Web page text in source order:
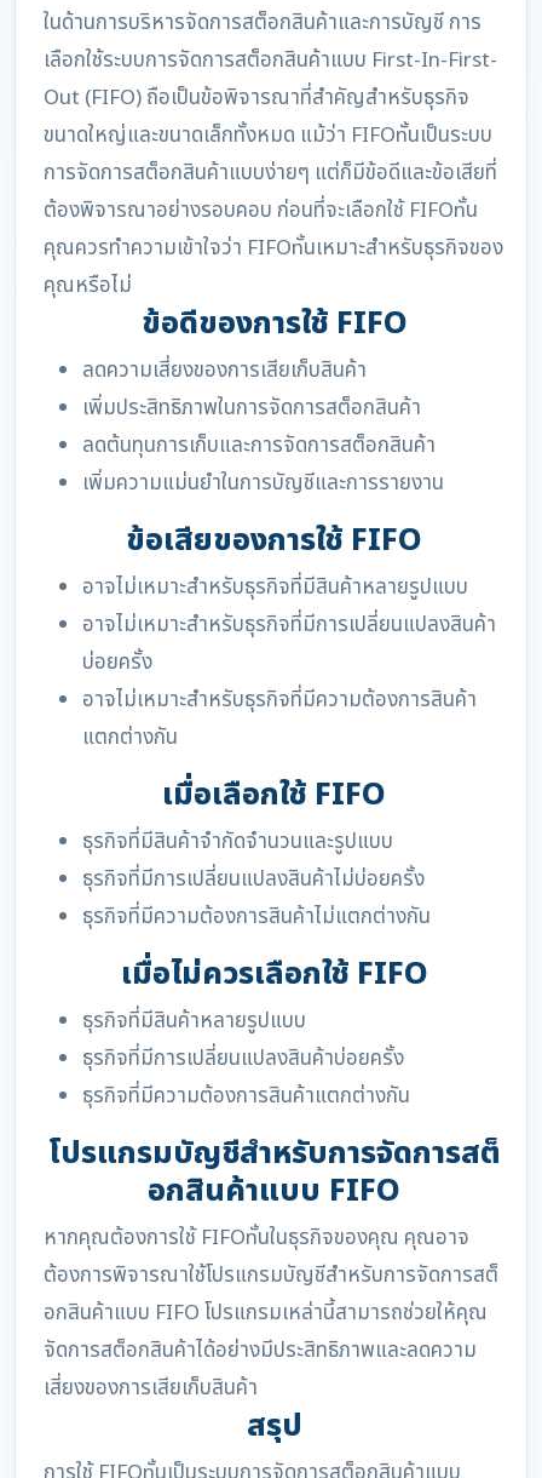
ในด้านการบริหารจัดการสต็อกสินค้าและการบัญชี การ
เลือกใช้ระบบการจัดการสต็อกสินค้าแบบ First-In-First-
Out (FIFO) ถือเป็นข้อพิจารณาที่สำคัญสำหรับธุรกิจ
ขนาดใหญ่และขนาดเล็กทั้งหมด แม้ว่า FIFOnั้นเป็นระบบ
การจัดการสต็อกสินค้าแบบง่ายๆ แต่ก็มีข้อดีและข้อเสียที่
ต้องพิจารณาอย่างรอบคอบ ก่อนที่จะเลือกใช้ FIFOnั้น
คุณควรทำความเข้าใจว่า FIFOnั้นเหมาะสำหรับธุรกิจของ
คุณหรือไม่
ข้อดีของการใช้ FIFO
ลดความเสี่ยงของการเสียเก็บสินค้า
เพิ่มประสิทธิภาพในการจัดการสต็อกสินค้า
ลดต้นทุนการเก็บและการจัดการสต็อกสินค้า
เพิ่มความแม่นยำในการบัญชีและการรายงาน
ข้อเสียของการใช้ FIFO
อาจไม่เหมาะสำหรับธุรกิจที่มีสินค้าหลายรูปแบบ
อาจไม่เหมาะสำหรับธุรกิจที่มีการเปลี่ยนแปลงสินค้า
บ่อยครั้ง
อาจไม่เหมาะสำหรับธุรกิจที่มีความต้องการสินค้า
แตกต่างกัน
เมื่อเลือกใช้ FIFO
ธุรกิจที่มีสินค้าจำกัดจำนวนและรูปแบบ
ธุรกิจที่มีการเปลี่ยนแปลงสินค้าไม่บ่อยครั้ง
ธุรกิจที่มีความต้องการสินค้าไม่แตกต่างกัน
เมื่อไม่ควรเลือกใช้ FIFO
ธุรกิจที่มีสินค้าหลายรูปแบบ
ธุรกิจที่มีการเปลี่ยนแปลงสินค้าบ่อยครั้ง
ธุรกิจที่มีความต้องการสินค้าแตกต่างกัน
โปรแกรมบัญชีสำหรับการจัดการสต็
อกสินค้าแบบ FIFO
หากคุณต้องการใช้ FIFOnั้นในธุรกิจของคุณ คุณอาจ
ต้องการพิจารณาใช้โปรแกรมบัญชีสำหรับการจัดการสต็
อกสินค้าแบบ FIFO โปรแกรมเหล่านี้สามารถช่วยให้คุณ
จัดการสต็อกสินค้าได้อย่างมีประสิทธิภาพและลดความ
เสี่ยงของการเสียเก็บสินค้า
สรุป